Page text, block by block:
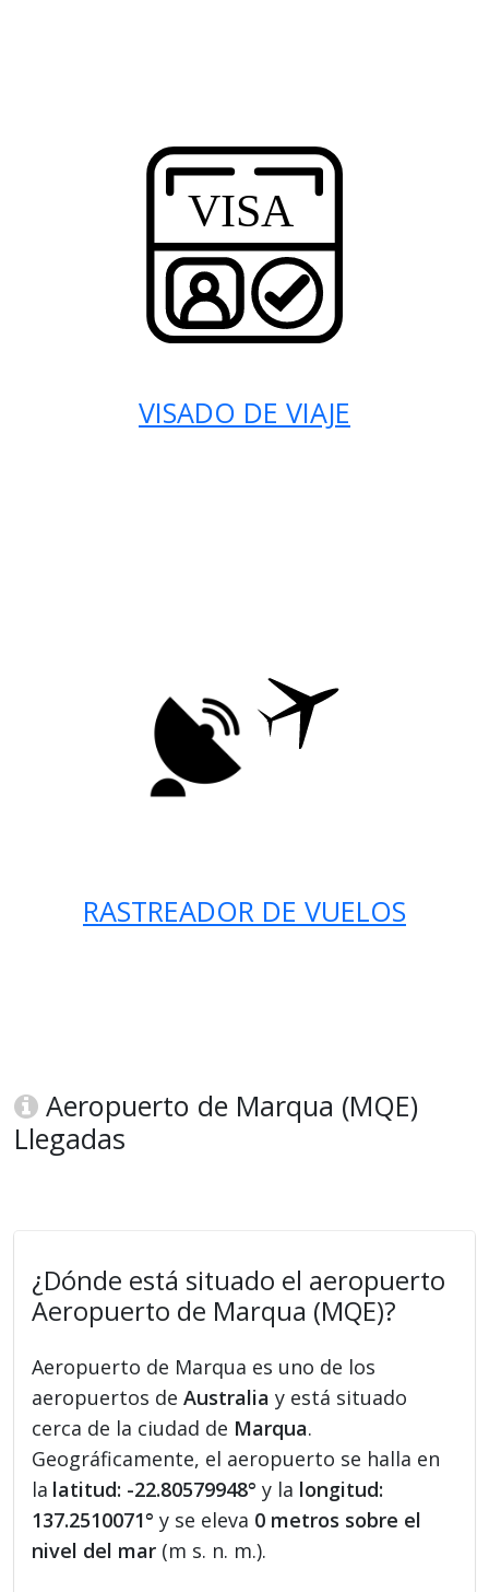
VISADO DE VIAJE
RASTREADOR DE VUELOS
Aeropuerto de Marqua (MQE)
Llegadas
¿Dónde está situado el aeropuerto
Aeropuerto de Marqua (MQE)?
Aeropuerto de Marqua es uno de los
aeropuertos deAustralia y está situado
cerca de la ciudad de Marqua.
Geográficamente, el aeropuerto se halla en
la latitud: -22.80579948° y la longitud:
137.2510071° y se eleva 0 metros sobre el
nivel del mar (m s. n. m.).